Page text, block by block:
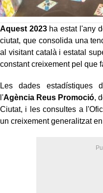
Aquest 2023ha estat l'any
ciutat, que consolida una
al visitant català i estatal
constant creixement pel que
Les dades estadístiques
l'Agència Reus Promoció,
Ciutat, i les consultes a
un creixement generalitzat